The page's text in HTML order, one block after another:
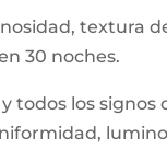
textura
30 noches.
todos los signos